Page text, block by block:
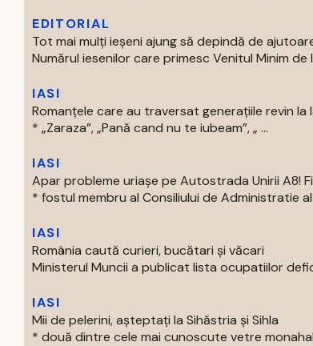
EDITORIAL
Tot mai mulți ieșeni ajung să depindă de
Numărul iesenilor care primesc Venitul Minim de
IASI
Romanțele care au traversat generațiile revin la
* „Zaraza”, „Pană cand nu te iubeam”, „ ...
IASI
Apar probleme uriașe pe Autostrada Unirii A8!
* fostul membru al Consiliului de Administratie al
IASI
România caută curieri, bucătari și văcari
Ministerul Muncii a publicat lista ocupatiilor
IASI
Mii de pelerini, așteptați la Sihăstria și Sihla
* două dintre cele mai cunoscute vetre